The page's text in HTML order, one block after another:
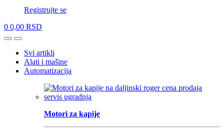
Registrujte se
0 0,00 RSD
OpenClose
Svi artikli
Alati i mašine
Automatizacija
Motori za kapije